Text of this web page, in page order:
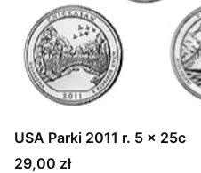
USA Parki 2011 r. 5 x 25c
Cena
29,00 zł